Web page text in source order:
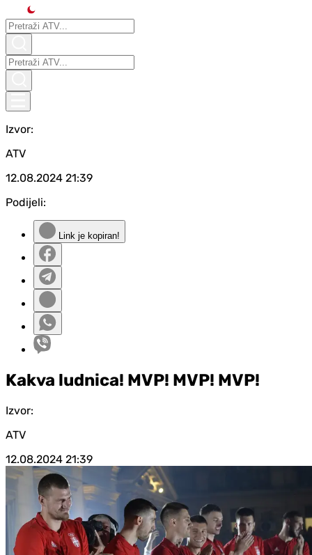
Izvor:
ATV
12.08.2024 21:39
Podijeli:
Link je kopiran!
Kakva ludnica! MVP! MVP! MVP!
Izvor:
ATV
12.08.2024 21:39